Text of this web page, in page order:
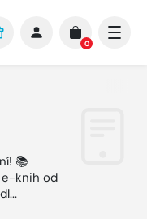
0
📚
e-knih od
...